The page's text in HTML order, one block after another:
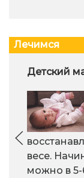
Лечимся
Детский
весе.
можно в 5-